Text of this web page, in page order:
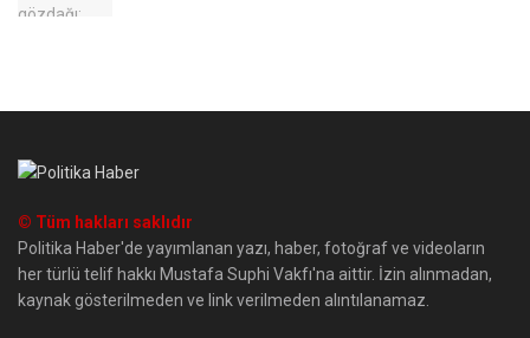
© Tüm hakları saklıdır
Politika Haber'de yayımlanan yazı, haber, fotoğraf ve videoların
her türlü telif hakkı Mustafa Suphi Vakfı'na aittir. İzin alınmadan,
kaynak gösterilmeden ve link verilmeden alıntılanamaz.